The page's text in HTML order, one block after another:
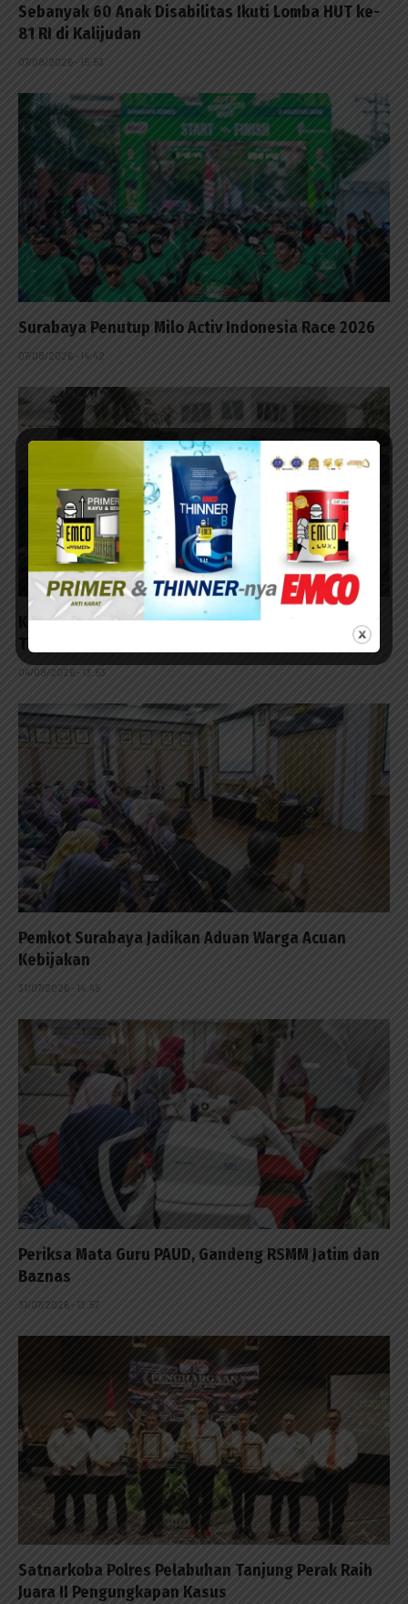
Sebanyak 60 Anak Disabilitas Ikuti Lomba HUT ke-
81 RI di Kalijudan
07/08/2026 - 15:53
Surabaya Penutup Milo Activ Indonesia Race 2026
07/08/2026 - 14:42
Kontraktor Diminta Tanggung Biayai Warga
Terpleset
04/08/2026 - 13:53
Pemkot Surabaya Jadikan Aduan Warga Acuan
Kebijakan
31/07/2026 - 14:45
Periksa Mata Guru PAUD, Gandeng RSMM Jatim dan
Baznas
31/07/2026 - 13:57
Satnarkoba Polres Pelabuhan Tanjung Perak Raih
Juara II Pengungkapan Kasus